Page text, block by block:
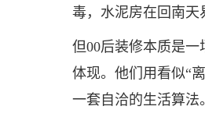
毒，水泥房在回南天
但00后装修本质是
体现。他们用看似“
一套自洽的生活算法。